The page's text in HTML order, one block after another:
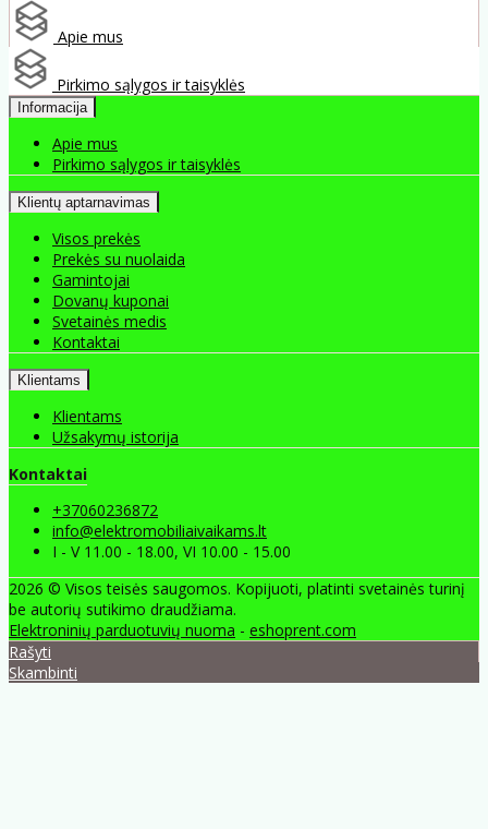
Apie mus
Pirkimo sąlygos ir taisyklės
Informacija
Apie mus
Pirkimo sąlygos ir taisyklės
Klientų aptarnavimas
Visos prekės
Prekės su nuolaida
Gamintojai
Dovanų kuponai
Svetainės medis
Kontaktai
Klientams
Klientams
Užsakymų istorija
Kontaktai
+37060236872
info@elektromobiliaivaikams.lt
I - V 11.00 - 18.00, VI 10.00 - 15.00
2026 © Visos teisės saugomos. Kopijuoti, platinti svetainės turinį
be autorių sutikimo draudžiama.
Elektroninių parduotuvių nuoma - eshoprent.com
Rašyti
Skambinti